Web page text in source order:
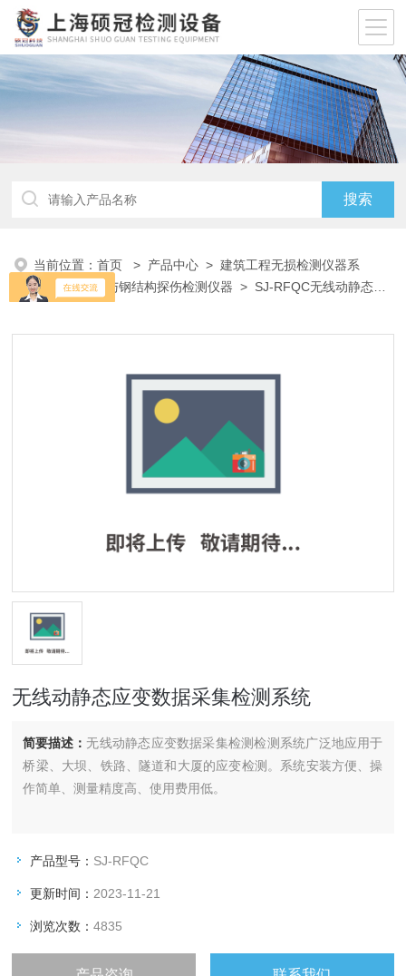
当前位置：首页 > 产品中心 >建筑工程无损检测仪器系
列
>钢丝绳与钢结构探伤检测仪器 > SJ-RFQC无线动静态应
无线动静态应变数据采集检测系统
简要描述：无线动静态应变数据采集检测检测系统广泛地应用于
桥梁、大坝、铁路、隧道和大厦的应变检测。系统安装方便、操
作简单、测量精度高、使用费用低。
产品型号： SJ-RFQC
更新时间： 2023-11-21
浏览次数：4835